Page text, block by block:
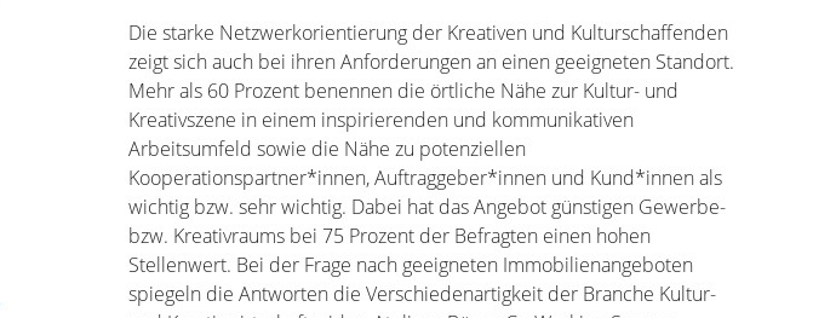
Die starke Netzwerkorientierung der Kreativen und Kulturschaffenden
zeigt sich auch bei ihren Anforderungen an einen geeigneten Standort.
Mehr als 60 Prozent benennen die örtliche Nähe zur Kultur- und
Kreativszene in einem inspirierenden und kommunikativen
Arbeitsumfeld sowie die Nähe zu potenziellen
Kooperationspartner*innen, Auftraggeber*innen und Kund*innen als
wichtig bzw. sehr wichtig. Dabei hat das Angebot günstigen Gewerbe-
bzw. Kreativraums bei 75 Prozent der Befragten einen hohen
Stellenwert. Bei der Frage nach geeigneten Immobilienangeboten
spiegeln die Antworten die Verschiedenartigkeit der Branche Kultur-